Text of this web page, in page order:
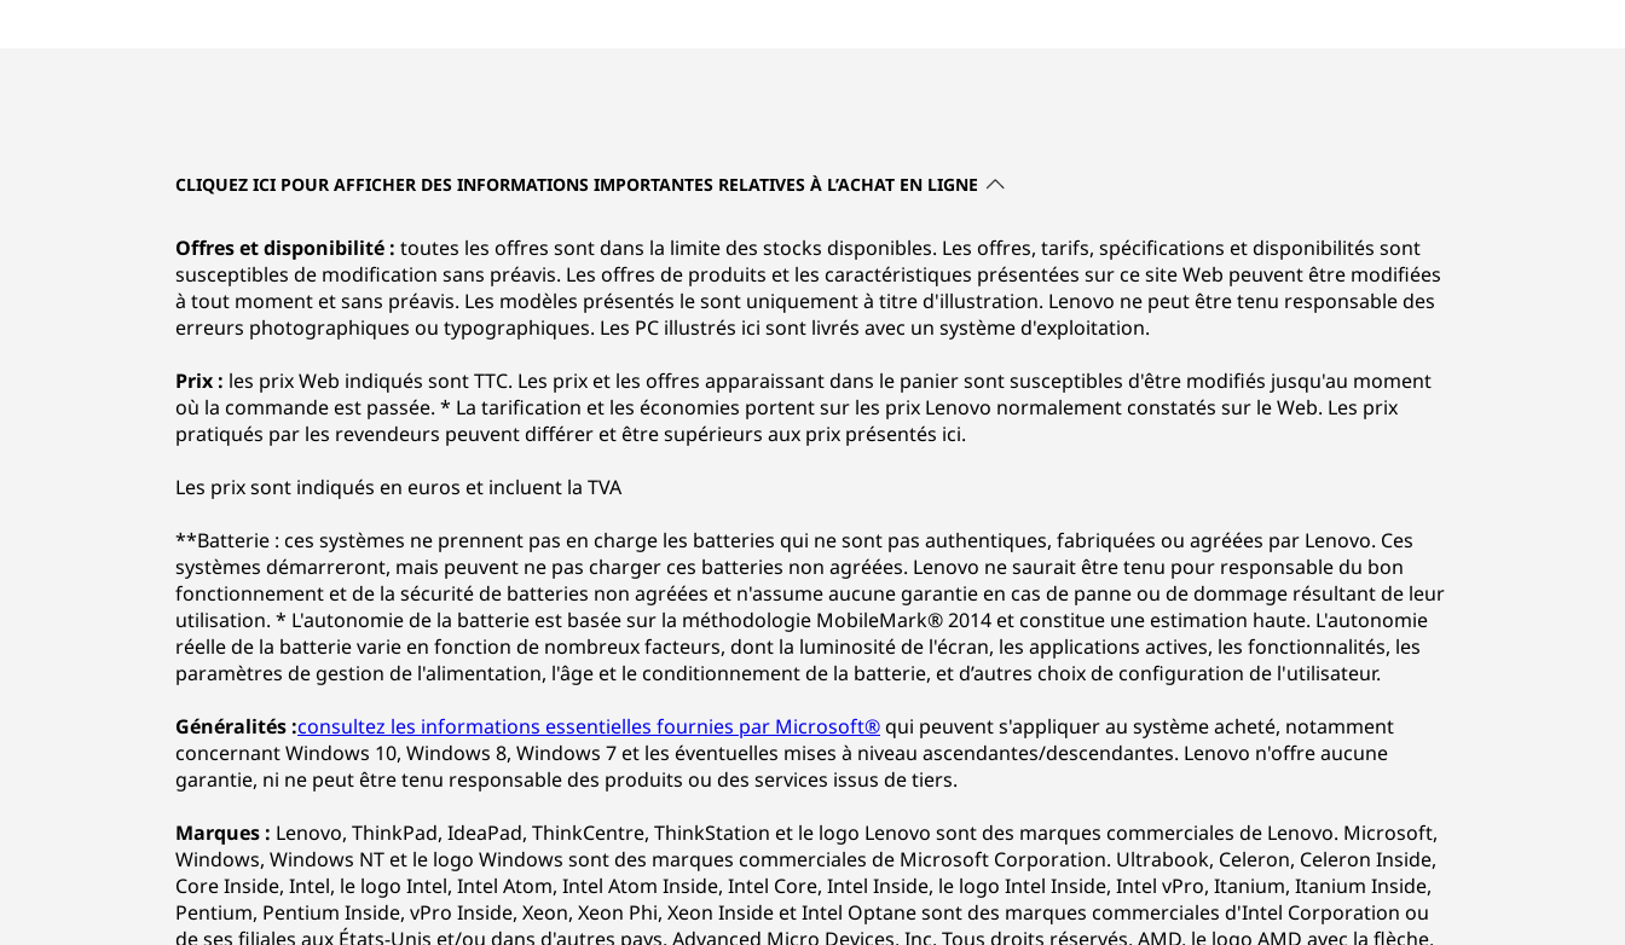
CLIQUEZ ICI POUR AFFICHER DES INFORMATIONS IMPORTANTES RELATIVES À L’ACHAT EN LIGNE
Offres et disponibilité : toutes les offres sont dans la limite des stocks disponibles. Les offres, tarifs, spécifications et disponibilités sont
susceptibles de modification sans préavis. Les offres de produits et les caractéristiques présentées sur ce site Web peuvent être modifiées
à tout moment et sans préavis. Les modèles présentés le sont uniquement à titre d'illustration. Lenovo ne peut être tenu responsable des
erreurs photographiques ou typographiques. Les PC illustrés ici sont livrés avec un système d'exploitation.
Prix : les prix Web indiqués sont TTC. Les prix et les offres apparaissant dans le panier sont susceptibles d'être modifiés jusqu'au moment
où la commande est passée. * La tarification et les économies portent sur les prix Lenovo normalement constatés sur le Web. Les prix
pratiqués par les revendeurs peuvent différer et être supérieurs aux prix présentés ici.
Les prix sont indiqués en euros et incluent la TVA
**Batterie : ces systèmes ne prennent pas en charge les batteries qui ne sont pas authentiques, fabriquées ou agréées par Lenovo. Ces
systèmes démarreront, mais peuvent ne pas charger ces batteries non agréées. Lenovo ne saurait être tenu pour responsable du bon
fonctionnement et de la sécurité de batteries non agréées et n'assume aucune garantie en cas de panne ou de dommage résultant de leur
utilisation. * L'autonomie de la batterie est basée sur la méthodologie MobileMark® 2014 et constitue une estimation haute. L'autonomie
réelle de la batterie varie en fonction de nombreux facteurs, dont la luminosité de l'écran, les applications actives, les fonctionnalités, les
paramètres de gestion de l'alimentation, l'âge et le conditionnement de la batterie, et d’autres choix de configuration de l'utilisateur.
Généralités :consultez les informations essentielles fournies par Microsoft®qui peuvent s'appliquer au système acheté, notamment
concernant Windows 10, Windows 8, Windows 7 et les éventuelles mises à niveau ascendantes/descendantes. Lenovo n'offre aucune
garantie, ni ne peut être tenu responsable des produits ou des services issus de tiers.
Marques : Lenovo, ThinkPad, IdeaPad, ThinkCentre, ThinkStation et le logo Lenovo sont des marques commerciales de Lenovo. Microsoft,
Windows, Windows NT et le logo Windows sont des marques commerciales de Microsoft Corporation. Ultrabook, Celeron, Celeron Inside,
Core Inside, Intel, le logo Intel, Intel Atom, Intel Atom Inside, Intel Core, Intel Inside, le logo Intel Inside, Intel vPro, Itanium, Itanium Inside,
Pentium, Pentium Inside, vPro Inside, Xeon, Xeon Phi, Xeon Inside et Intel Optane sont des marques commerciales d'Intel Corporation ou
de ses filiales aux États-Unis et/ou dans d'autres pays. Advanced Micro Devices, Inc. Tous droits réservés. AMD, le logo AMD avec la flèche,